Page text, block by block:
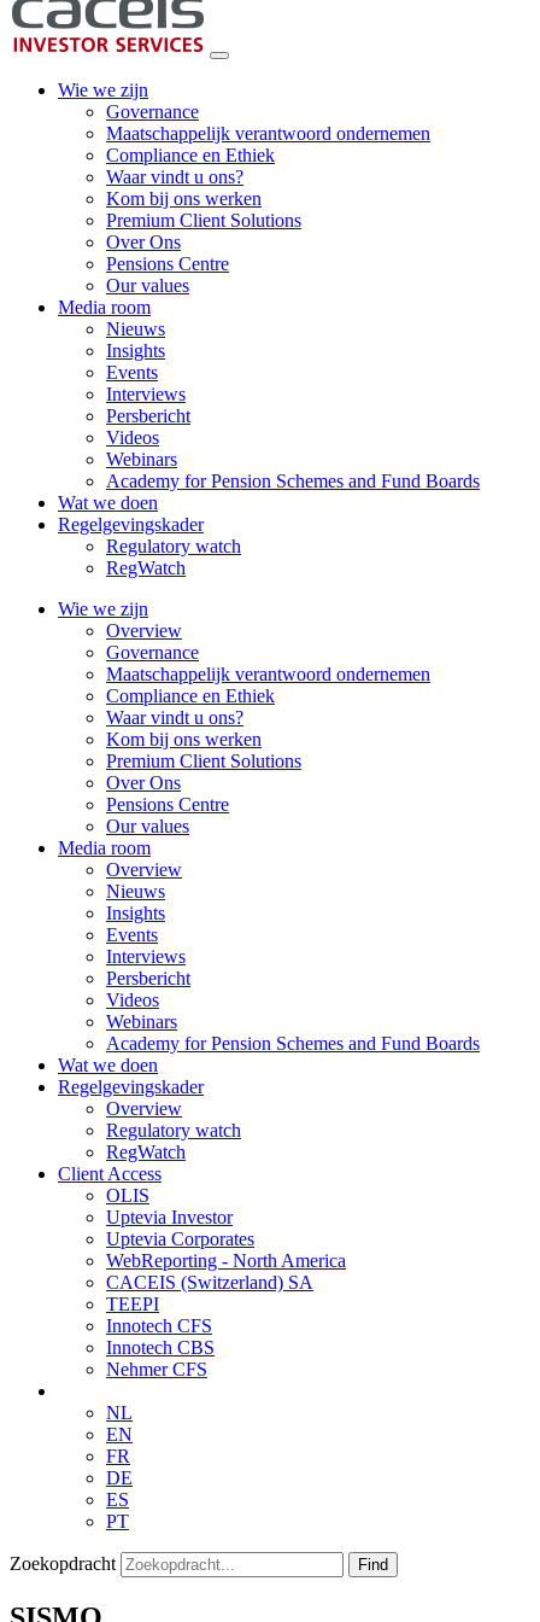
Wie we zijn
Governance
Maatschappelijk verantwoord ondernemen
Compliance en Ethiek
Waar vindt u ons?
Kom bij ons werken
Premium Client Solutions
Over Ons
Pensions Centre
Our values
Media room
Nieuws
Insights
Events
Interviews
Persbericht
Videos
Webinars
Academy for Pension Schemes and Fund Boards
Wat we doen
Regelgevingskader
Regulatory watch
RegWatch
Wie we zijn
Overview
Governance
Maatschappelijk verantwoord ondernemen
Compliance en Ethiek
Waar vindt u ons?
Kom bij ons werken
Premium Client Solutions
Over Ons
Pensions Centre
Our values
Media room
Overview
Nieuws
Insights
Events
Interviews
Persbericht
Videos
Webinars
Academy for Pension Schemes and Fund Boards
Wat we doen
Regelgevingskader
Overview
Regulatory watch
RegWatch
Client Access
OLIS
Uptevia Investor
Uptevia Corporates
WebReporting - North America
CACEIS (Switzerland) SA
TEEPI
Innotech CFS
Innotech CBS
Nehmer CFS
NL
EN
FR
DE
ES
PT
Zoekopdracht Find